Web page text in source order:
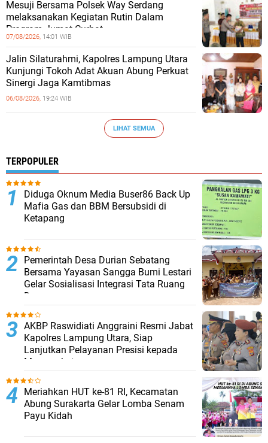
Mesuji Bersama Polsek Way Serdang
melaksanakan Kegiatan Rutin Dalam
Program Jumat Curhat
07/08/2026, 14:01 WIB
Jalin Silaturahmi, Kapolres Lampung Utara
Kunjungi Tokoh Adat Akuan Abung Perkuat
Sinergi Jaga Kamtibmas
06/08/2026, 19:24 WIB
LIHAT SEMUA
TERPOPULER
Diduga Oknum Media Buser86 Back Up
Mafia Gas dan BBM Bersubsidi di
Ketapang
Pemerintah Desa Durian Sebatang
Bersama Yayasan Sangga Bumi Lestari
Gelar Sosialisasi Integrasi Tata Ruang
Desa
AKBP Raswidiati Anggraini Resmi Jabat
Kapolres Lampung Utara, Siap
Lanjutkan Pelayanan Presisi kepada
Masyarakat
Meriahkan HUT ke-81 RI, Kecamatan
Abung Surakarta Gelar Lomba Senam
Payu Kidah